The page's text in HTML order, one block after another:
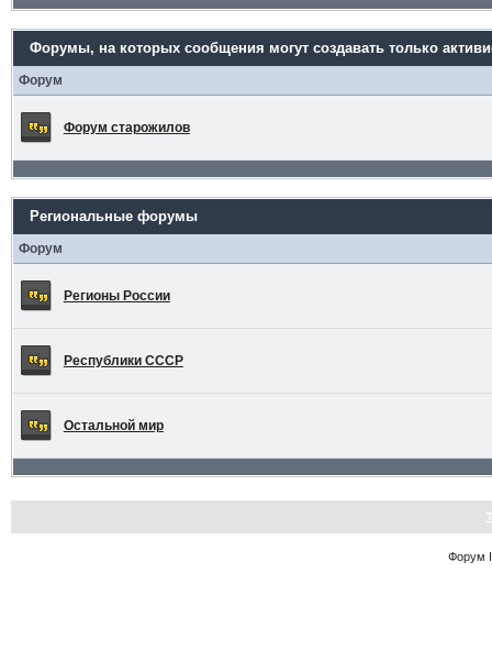
Форумы, на которых сообщения могут создавать только
Форум
Форум старожилов
Региональные форумы
Форум
Регионы России
Республики СССР
Остальной мир
Форум